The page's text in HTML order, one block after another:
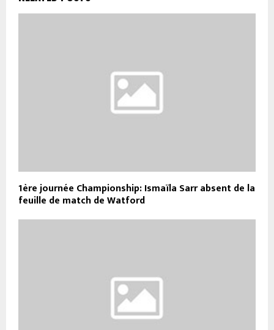
1ère journée Championship: Ismaïla Sarr absent de la
feuille de match de Watford